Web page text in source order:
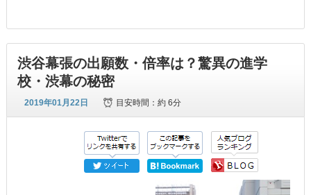
渋谷幕張の出願数・倍率は？驚異の進学
校・渋幕の秘密
2019年01月22日 目安時間：約 6分